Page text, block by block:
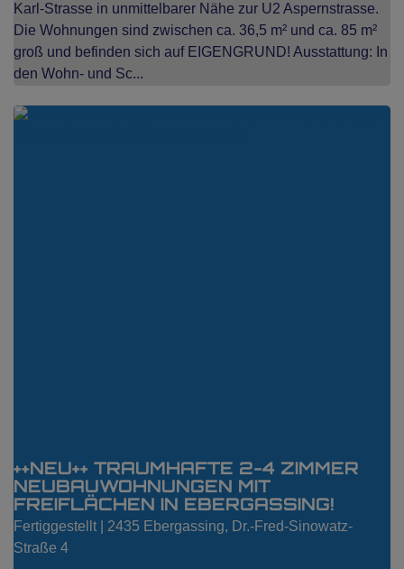
Karl-Strasse in unmittelbarer Nähe zur U2 Aspernstrasse.
Die Wohnungen sind zwischen ca. 36,5 m² und ca. 85 m²
groß und befinden sich auf EIGENGRUND! Ausstattung: In
den Wohn- und Sc...
++NEU++ TRAUMHAFTE 2-4 ZIMMER
NEUBAUWOHNUNGEN MIT
FREIFLÄCHEN IN EBERGASSING!
Fertiggestellt | 2435 Ebergassing, Dr.-Fred-Sinowatz-
Straße 4